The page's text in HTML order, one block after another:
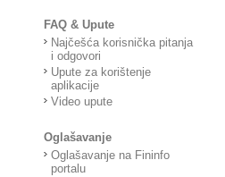
FAQ & Upute
Najčešća korisnička pitanja
i odgovori
Upute za korištenje
aplikacije
Video upute
Oglašavanje
Oglašavanje na Fininfo
portalu